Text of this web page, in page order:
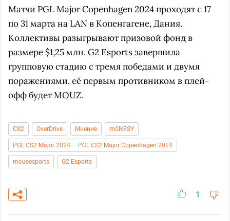
Матчи PGL Major Copenhagen 2024 проходят с 17
по 31 марта на LAN в Копенгагене, Дания.
Коллективы разыгрывают призовой фонд в
размере $1,25 млн. G2 Esports завершила
групповую стадию с тремя победами и двумя
поражениями, её первым противником в плей-
офф будетMOUZ.
CS2 OverDrive Мнение m0NESY
PGL CS2 Major 2024 — PGL CS2 Major Copenhagen 2024
mousesports G2 Esports
1